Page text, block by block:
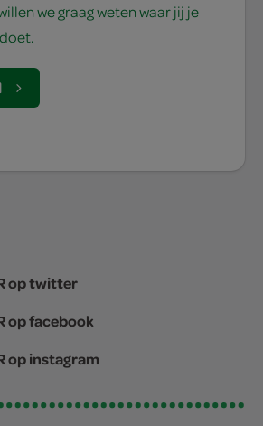
we graag weten waar jij je
op twitter
op facebook
op instagram